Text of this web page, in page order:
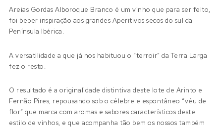
Areias Gordas Alboroque Branco é um vinho que para ser feito,
foi beber inspiração aos grandes Aperitivos secos do sul da
Península Ibérica.
A versatilidade a que já nos habituou o “terroir” da Terra Larga
fez o resto.
O resultado é a originalidade distintiva deste lote de Arinto e
Fernão Pires, repousando sob o célebre e espontâneo “véu de
flor” que marca com aromas e sabores característicos deste
estilo de vinhos, e que acompanha tão bem os nossos também